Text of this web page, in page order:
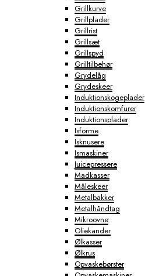
Grillkurve
Grillplader
Grillrist
Grillsæt
Grillspyd
Grilltilbehør
Grydelåg
Grydeskeer
Induktionskogeplader
Induktionskomfurer
Induktionsplader
Isforme
Isknusere
Ismaskiner
Juicepressere
Madkasser
Måleskeer
Metalbakker
Metalhåndtag
Mikroovne
Oliekander
Ølkasser
Ølkrus
Opvaskebørster